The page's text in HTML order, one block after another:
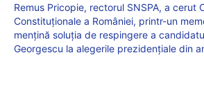
Remus Pricopie, rectorul SNSPA, a cerut
Constituționale a României, printr-un
mențină soluția de respingere a
Georgescu la alegerile prezidențiale din